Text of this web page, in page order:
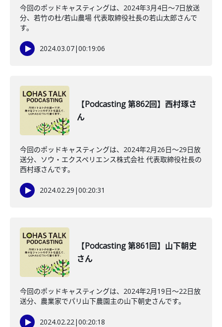
今回のポッドキャスティングは、2024年3月4日〜7日放送
分、若竹の杜/若山農場 代表取締役社長の若山太郎さんで
す。
2024.03.07|00:19:06
【Podcasting 第862回】西村琢さ
ん
今回のポッドキャスティングは、2024年2月26日〜29日放
送分、ソウ・エクスペリエンス株式会社 代表取締役社長の
西村琢さんです。
2024.02.29 |00:20:31
【Podcasting 第861回】山下朝史
さん
今回のポッドキャスティングは、2024年2月19日〜22日放
送分、農業家でパリ山下農園主の山下朝史さんです。
2024.02.22|00:20:18